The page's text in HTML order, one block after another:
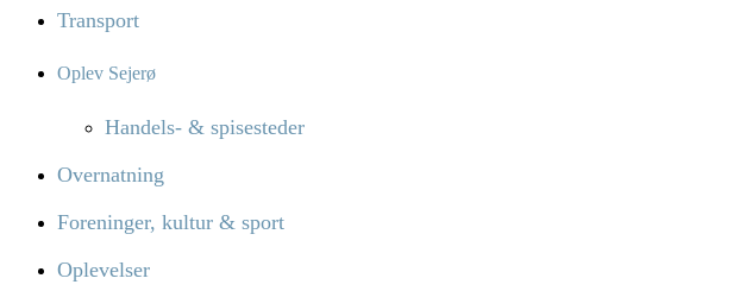
Transport
Oplev Sejerø
Handels- & spisesteder
Overnatning
Foreninger, kultur & sport
Oplevelser